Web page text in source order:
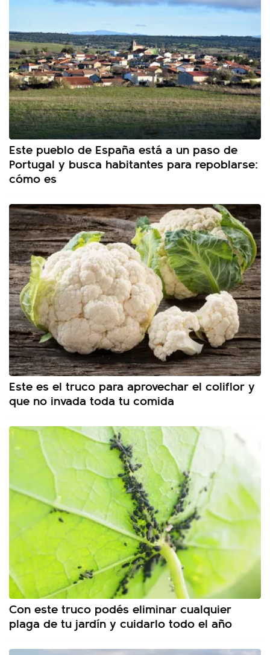
Este pueblo de España está a un paso de
Portugal y busca habitantes para repoblarse:
cómo es
Este es el truco para aprovechar el coliflor y
que no invada toda tu comida
Con este truco podés eliminar cualquier
plaga de tu jardín y cuidarlo todo el año